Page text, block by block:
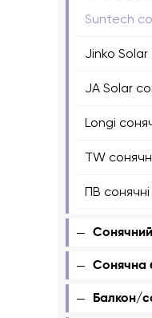
Suntech
Jinko Solar
JA Solar
Longi
TW
ПВ сонячні
Сонячна
Балкон/